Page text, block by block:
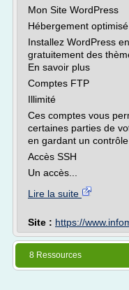
Mon Site WordPress
Hébergement
Installez WordPress
gratuitement des
En savoir plus
Comptes FTP
Illimité
Ces comptes vous
certaines parties de
en gardant un
Accès SSH
Un accès...
Lire la suite
Site : https://
8 Ressources